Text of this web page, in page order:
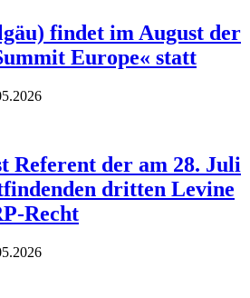
findet im August der
Europe« statt
Referent der am 28. Juli
dritten Levine
Recht